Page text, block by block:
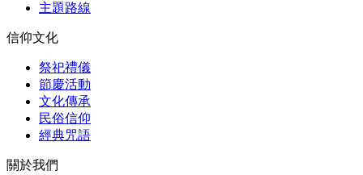
主題路線
信仰文化
祭祀禮儀
節慶活動
文化傳承
民俗信仰
經典咒語
關於我們